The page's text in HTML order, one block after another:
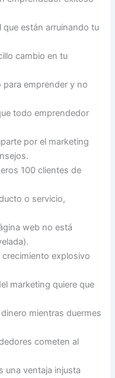
están arruinando tu
cambio en tu
para emprender y no
todo emprendedor
por el marketing
100 clientes de
o servicio,
web no está
explosivo
marketing quiere que
mientras duermes
cometen al
una ventaja injusta